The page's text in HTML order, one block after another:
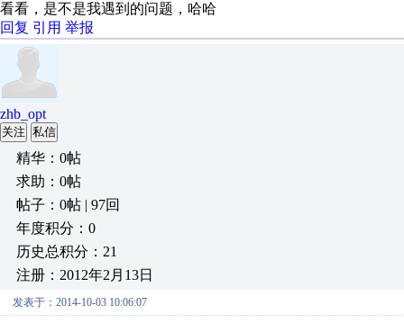
看看，是不是我遇到的问题，哈哈
回复 引用 举报
zhb_opt
关注 私信
精华：0帖
求助：0帖
帖子：0帖 | 97回
年度积分：0
历史总积分：21
注册：2012年2月13日
发表于：2014-10-03 10:06:07